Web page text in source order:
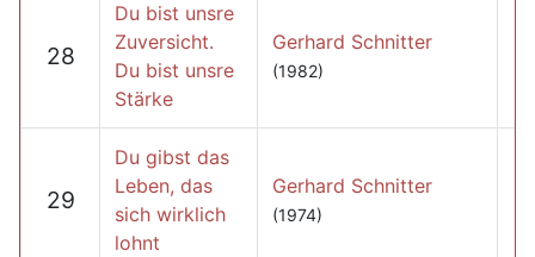
28
Du bist unsre
Zuversicht.
Du bist unsre
Stärke
Gerhard Schnitter
(1982)
29
Du gibst das
Leben, das
sich wirklich
lohnt
Gerhard Schnitter
(1974)